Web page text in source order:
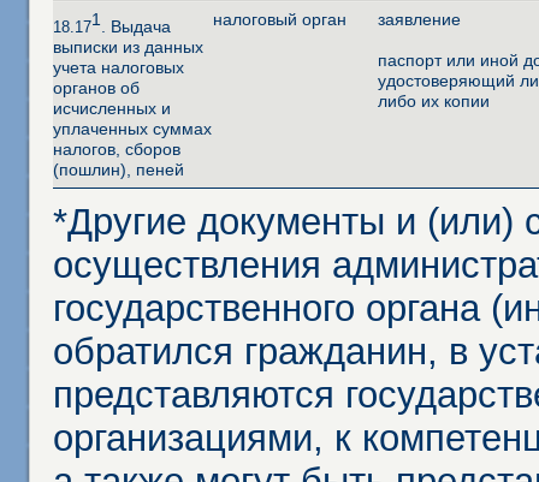
18.171 . Выдача
выписки из данных
учета налоговых
органов об
исчисленных и
уплаченных суммах
налогов, сборов
(пошлин), пеней
налоговый орган заявление
паспорт или иной
удостоверяющий
либо их копии
*Другие документы и (или)
осуществления
государственного органа
обратился гражданин, в
представляются
организациями, к